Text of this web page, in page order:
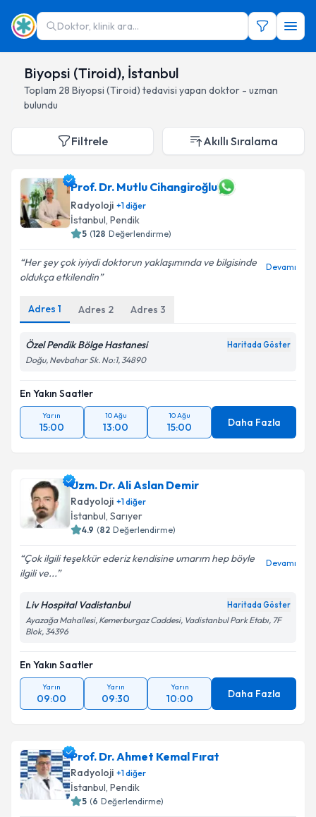
Doktor, klinik ara...
Biyopsi (Tiroid), İstanbul
Toplam 28 Biyopsi (Tiroid) tedavisi yapan doktor - uzman
bulundu
Filtrele Akıllı Sıralama
Prof. Dr. Mutlu Cihangiroğlu
Radyoloji +1diğer
İstanbul, Pendik
5 (128 Değerlendirme)
Her şey çok iyiydi doktorun yaklaşımında ve bilgisinde
oldukça etkilendin
Devamı
Adres 1 Adres 2 Adres 3
Özel Pendik Bölge Hastanesi Haritada Göster
Doğu, Nevbahar Sk. No:1, 34890
En Yakın Saatler
Yarın
15:00
10 Ağu
13:00
10 Ağu
15:00 Daha Fazla
Uzm. Dr. Ali Aslan Demir
Radyoloji +1diğer
İstanbul, Sarıyer
4.9 (82 Değerlendirme)
Çok ilgili teşekkür ederiz kendisine umarım hep böyle
ilgili ve...
Devamı
Liv Hospital Vadistanbul Haritada Göster
Ayazağa Mahallesi, Kemerburgaz Caddesi, Vadistanbul Park Etabı, 7F
Blok, 34396
En Yakın Saatler
Yarın
09:00
Yarın
09:30
Yarın
10:00 Daha Fazla
Prof. Dr. Ahmet Kemal Fırat
Radyoloji +1diğer
İstanbul, Pendik
5 (6 Değerlendirme)